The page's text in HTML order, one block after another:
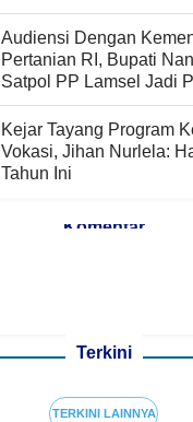
Audiensi Dengan
Pertanian RI, Bupati
Satpol PP Lamsel Jadi
Kejar Tayang Program
Vokasi, Jihan Nurlela:
Tahun Ini
Komentar
Terkini
TERKINI LAINNYA